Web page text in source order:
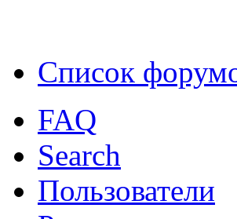
Список
FAQ
Search
Пользователи